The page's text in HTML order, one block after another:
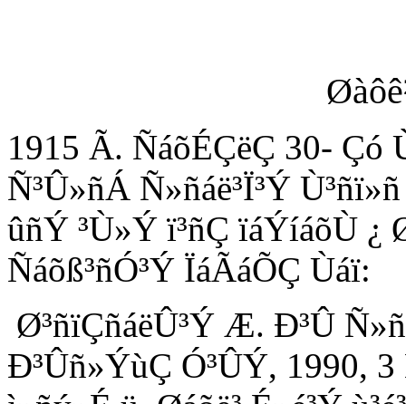
1915 Ã. ÑáõÉÇëÇ 30- Çó
Ñ³Û»ñÁ Ñ»ñáë³Ï³Ý
ûñÝ ³Ù»Ý ï³ñÇ ïáÝíáõÙ ¿
Ñáõß³ñÓ³Ý ÏáÃáÕÇ Ùáï:
Ø³ñïÇñáëÛ³Ý Æ. Ð³Û
Ð³Ûñ»ÝùÇ Ó³ÛÝ, 1990, 3